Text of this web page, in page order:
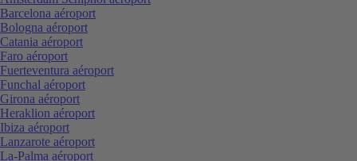
Barcelona aéroport
Bologna aéroport
Catania aéroport
Faro aéroport
Fuerteventura aéroport
Funchal aéroport
Girona aéroport
Heraklion aéroport
Ibiza aéroport
Lanzarote aéroport
La-Palma aéroport